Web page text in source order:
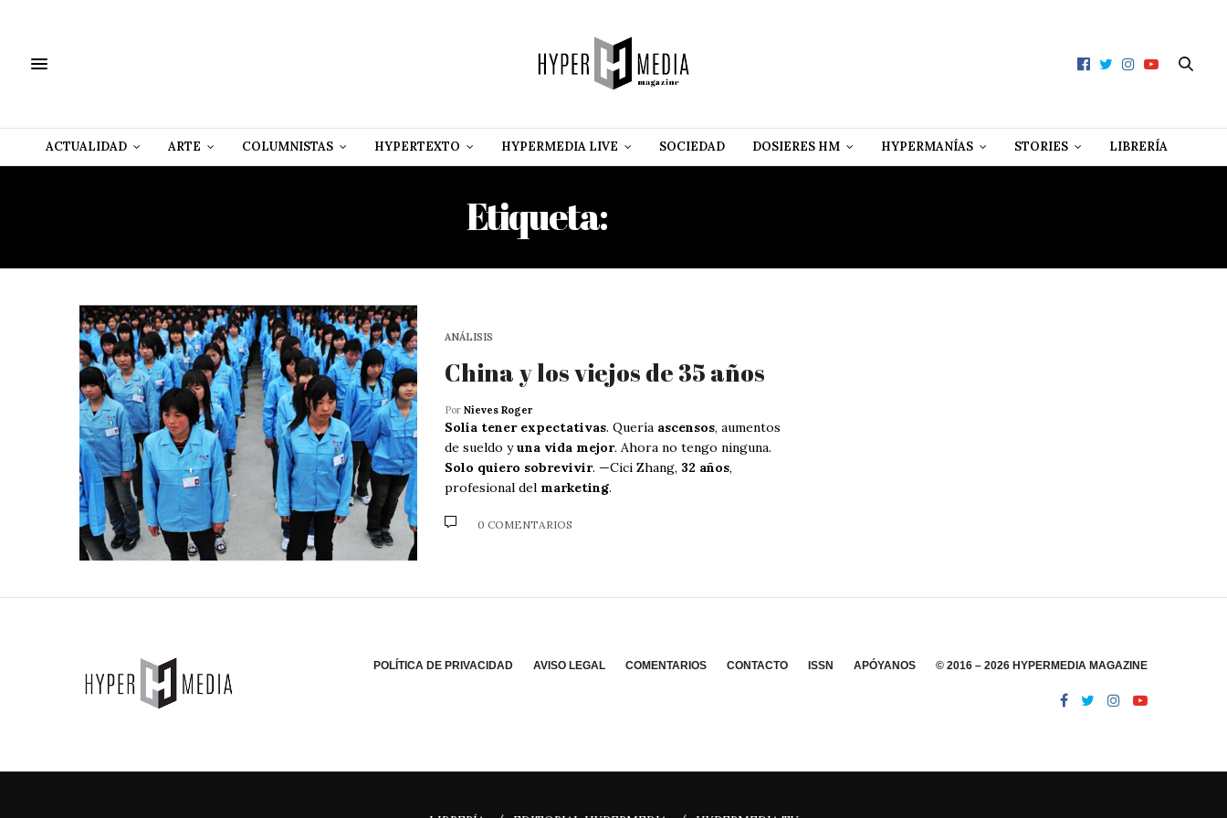
ACTUALIDAD ARTE COLUMNISTAS HYPERTEXTO HYPERMEDIA LIVE SOCIEDAD DOSIERES HM HYPERMANÍAS STORIES LIBRERÍA
Etiqueta:
ANÁLISIS
China y los viejos de 35 años
Por Nieves Roger
Solía tener expectativas. Quería ascensos, aumentos
de sueldo yuna vida mejor. Ahora no tengo ninguna.
Solo quiero sobrevivir. —Cici Zhang, 32 años,
profesional del marketing.
0 COMENTARIOS
POLÍTICA DE PRIVACIDAD AVISO LEGAL COMENTARIOS CONTACTO ISSN APÓYANOS © 2016 – 2026 HYPERMEDIA MAGAZINE